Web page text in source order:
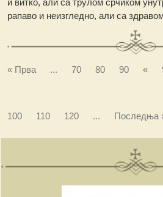
рапаво и неизгледно, али са
« Прва ... 70 80 90 «
100
110 120 ... Последња